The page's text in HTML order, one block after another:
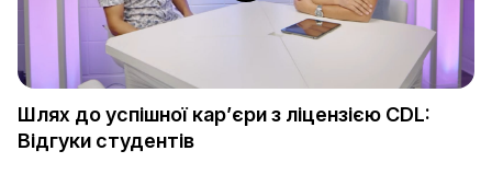
Шлях до успішної кар’єри з ліцензією CDL:
Відгуки студентів